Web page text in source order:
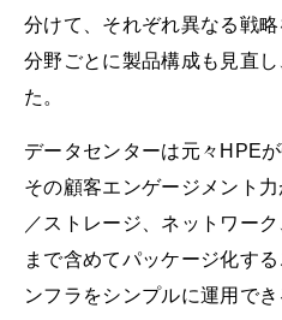
分けて、それぞれ異なる戦略
分野ごとに製品構成も見直
た。
データセンターは元々HPE
その顧客エンゲージメント
／ストレージ、ネットワー
まで含めてパッケージ化す
ンフラをシンプルに運用で